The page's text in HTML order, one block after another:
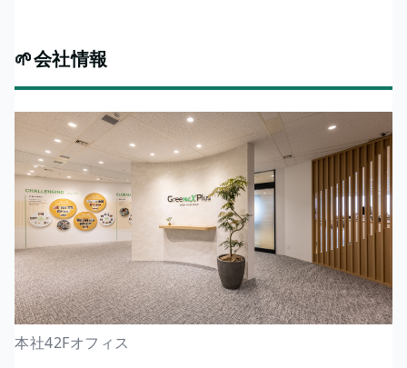
🌱会社情報
本社42Fオフィス